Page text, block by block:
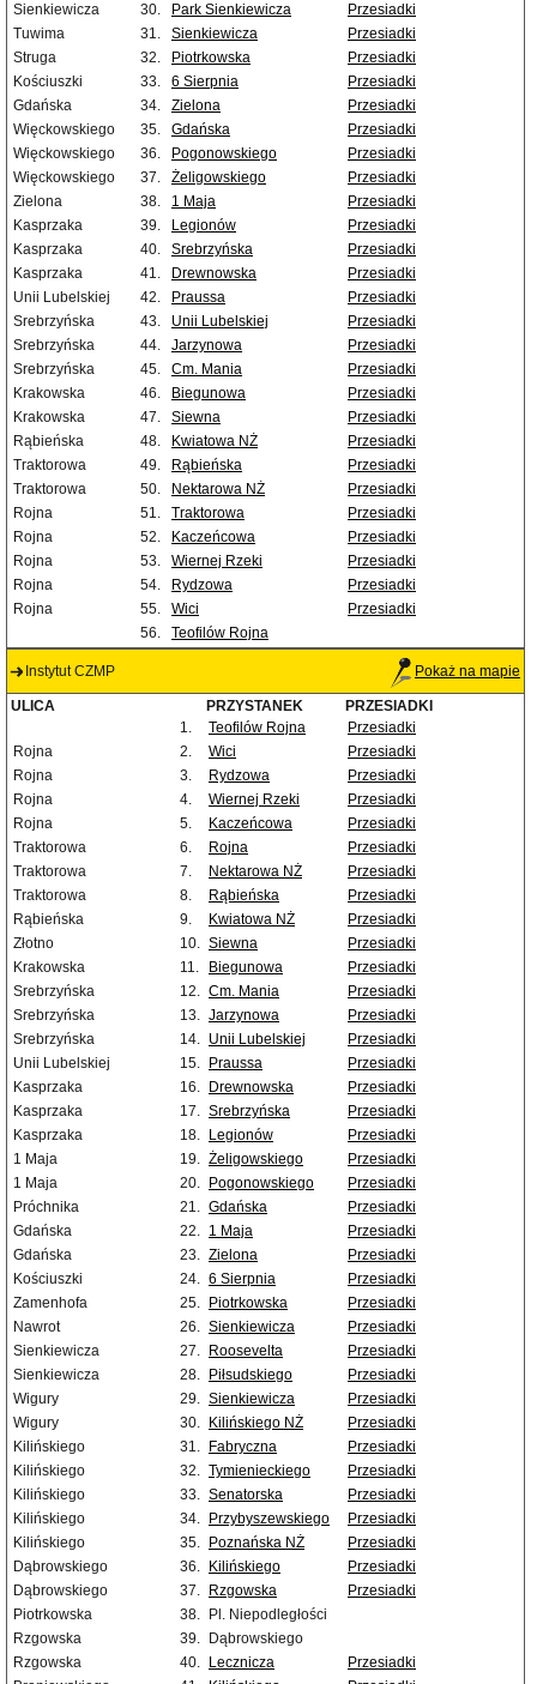
Sienkiewicza
30. Park Sienkiewicza
Przesiadki
Tuwima
31. Sienkiewicza
Przesiadki
Struga
32. Piotrkowska
Przesiadki
Kościuszki
33. 6 Sierpnia
Przesiadki
Gdańska
34. Zielona
Przesiadki
Więckowskiego
35. Gdańska
Przesiadki
Więckowskiego
36. Pogonowskiego
Przesiadki
Więckowskiego
37. Żeligowskiego
Przesiadki
Zielona
38. 1 Maja
Przesiadki
Kasprzaka
39. Legionów
Przesiadki
Kasprzaka
40. Srebrzyńska
Przesiadki
Kasprzaka
41. Drewnowska
Przesiadki
Unii Lubelskiej
42. Praussa
Przesiadki
Srebrzyńska
43. Unii Lubelskiej
Przesiadki
Srebrzyńska
44. Jarzynowa
Przesiadki
Srebrzyńska
45. Cm. Mania
Przesiadki
Krakowska
46. Biegunowa
Przesiadki
Krakowska
47. Siewna
Przesiadki
Rąbieńska
48. Kwiatowa NŻ
Przesiadki
Traktorowa
49. Rąbieńska
Przesiadki
Traktorowa
50. Nektarowa NŻ
Przesiadki
Rojna
51. Traktorowa
Przesiadki
Rojna
52. Kaczeńcowa
Przesiadki
Rojna
53. Wiernej Rzeki
Przesiadki
Rojna
54. Rydzowa
Przesiadki
Rojna
55. Wici
Przesiadki
56.
Teofilów Rojna
Instytut CZMP Pokaż na mapie
ULICA PRZYSTANEK
PRZESIADKI
1.
Teofilów Rojna
Przesiadki
Rojna
2. Wici
Przesiadki
Rojna
3. Rydzowa
Przesiadki
Rojna
4. Wiernej Rzeki
Przesiadki
Rojna
5. Kaczeńcowa
Przesiadki
Traktorowa
6. Rojna
Przesiadki
Traktorowa
7. Nektarowa NŻ
Przesiadki
Traktorowa
8. Rąbieńska
Przesiadki
Rąbieńska
9. Kwiatowa NŻ
Przesiadki
Złotno
10. Siewna
Przesiadki
Krakowska
11. Biegunowa
Przesiadki
Srebrzyńska
12. Cm. Mania
Przesiadki
Srebrzyńska
13. Jarzynowa
Przesiadki
Srebrzyńska
14. Unii Lubelskiej
Przesiadki
Unii Lubelskiej
15. Praussa
Przesiadki
Kasprzaka
16. Drewnowska
Przesiadki
Kasprzaka
17. Srebrzyńska
Przesiadki
Kasprzaka
18. Legionów
Przesiadki
1 Maja
19. Żeligowskiego
Przesiadki
1 Maja
20. Pogonowskiego
Przesiadki
Próchnika
21. Gdańska
Przesiadki
Gdańska
22. 1 Maja
Przesiadki
Gdańska
23. Zielona
Przesiadki
Kościuszki
24. 6 Sierpnia
Przesiadki
Zamenhofa
25. Piotrkowska
Przesiadki
Nawrot
26. Sienkiewicza
Przesiadki
Sienkiewicza
27. Roosevelta
Przesiadki
Sienkiewicza
28. Piłsudskiego
Przesiadki
Wigury
29. Sienkiewicza
Przesiadki
Wigury
30. Kilińskiego NŻ
Przesiadki
Kilińskiego
31. Fabryczna
Przesiadki
Kilińskiego
32. Tymienieckiego
Przesiadki
Kilińskiego
33. Senatorska
Przesiadki
Kilińskiego
34. Przybyszewskiego
Przesiadki
Kilińskiego
35. Poznańska NŻ
Przesiadki
Dąbrowskiego
36. Kilińskiego
Przesiadki
Dąbrowskiego
37. Rzgowska
Przesiadki
Piotrkowska
38.
Pl. Niepodległości
Rzgowska
39.
Dąbrowskiego
Rzgowska
40. Lecznicza
Przesiadki